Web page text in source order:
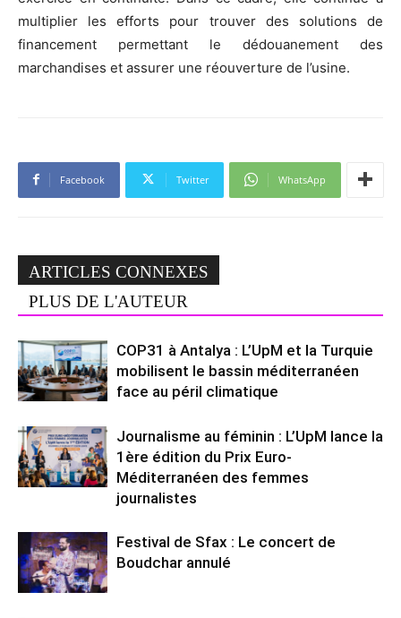
multiplier les efforts pour trouver des solutions de
financement permettant le dédouanement des
marchandises et assurer une réouverture de l’usine.
Facebook Twitter WhatsApp
ARTICLES CONNEXES
PLUS DE L'AUTEUR
COP31 à Antalya : L’UpM et la Turquie
mobilisent le bassin méditerranéen
face au péril climatique
Journalisme au féminin : L’UpM lance la
1ère édition du Prix Euro-
Méditerranéen des femmes
journalistes
Festival de Sfax : Le concert de
Boudchar annulé